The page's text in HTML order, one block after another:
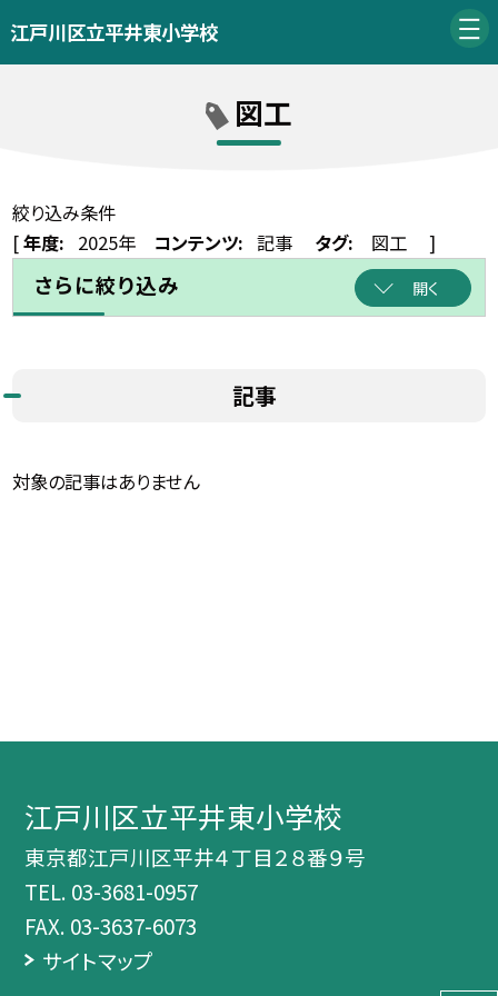
江戸川区立平井東小学校
図工
絞り込み条件
[年度: 2025年 コンテンツ: 記事 タグ: 図工 ]
さらに絞り込み 開く
記事
対象の記事はありません
江戸川区立平井東小学校
東京都江戸川区平井４丁目２８番９号
TEL. 03-3681-0957
FAX. 03-3637-6073
サイトマップ